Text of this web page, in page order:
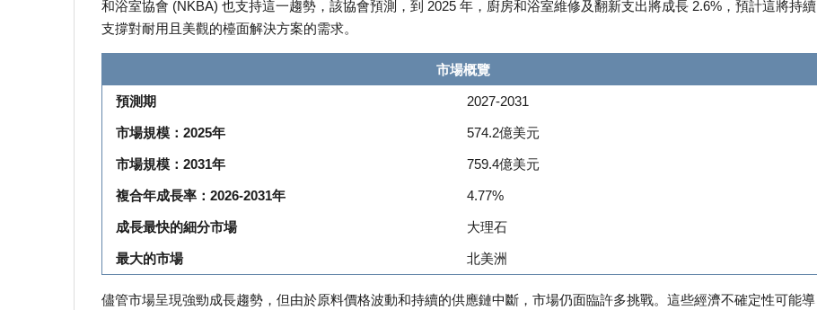
和浴室協會 (NKBA) 也支持這一趨勢，該協會預測，到 2025 年，廚房和浴室維修及翻新支出將成長 2.6%，預計這將持續
支撐對耐用且美觀的檯面解決方案的需求。
市場概覽
預測期 2027-2031
市場規模：2025年 574.2億美元
市場規模：2031年 759.4億美元
複合年成長率：2026-2031年 4.77%
成長最快的細分市場 大理石
最大的市場 北美洲
儘管市場呈現強勁成長趨勢，但由於原料價格波動和持續的供應鏈中斷，市場仍面臨許多挑戰。這些經濟不確定性可能導